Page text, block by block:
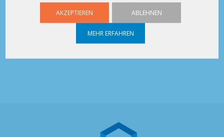
AKZEPTIEREN ABLEHNEN
MEHR ERFAHREN